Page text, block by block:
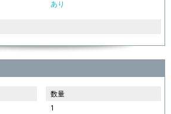
あり
数量
1